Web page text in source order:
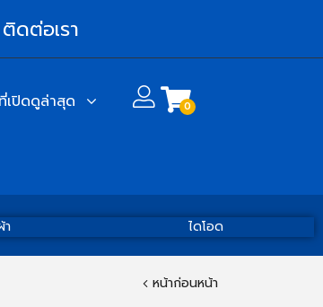
ติดต่อเรา
เปิดดูล่าสุด 0
า ไดโอด
หน้าก่อนหน้า